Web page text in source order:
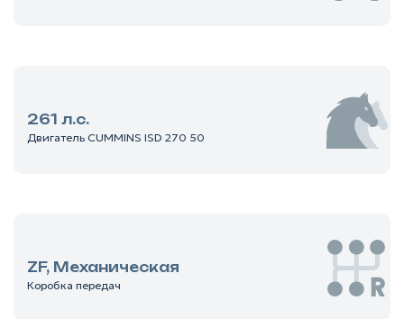
261 л.с.
Двигатель CUMMINS ISD 270 50
ZF, Механическая
Коробка передач